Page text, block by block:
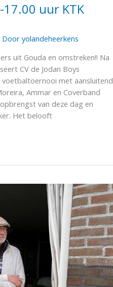
uur KTK
Door yolandeheerkens
uit Gouda en omstreken!! Na
CV de Jodan Boys
met aansluitend
Ammar en Coverband
van deze dag en
Het belooft